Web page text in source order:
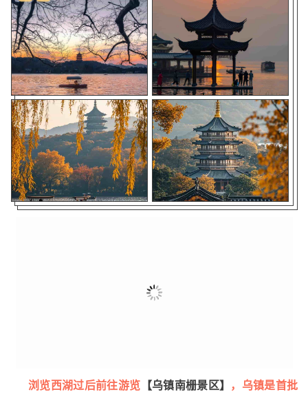
浏览西湖过后前往游览 【乌镇南栅景区】 ，乌镇是首批